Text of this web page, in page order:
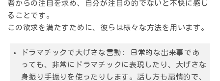
者からの注目を求め、自分が注目の的でないと不快に感じ
る ことです。
この欲求を満たすために、彼らは様々な方法を用います。
ドラマチックで大げさな言動:
日常的な出来事であ
っても、非常にドラマチックに表現したり、大げさな
身振り手振りを使ったりします。話し方も扇情的で、